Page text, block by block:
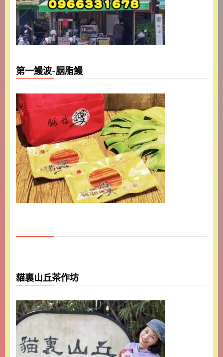
第一鰻波-胭脂鰻
貓裏山丘茶作坊